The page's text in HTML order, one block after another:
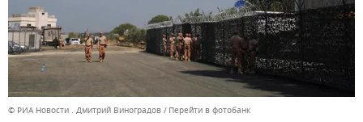
© РИА Новости . Дмитрий Виноградов Перейти в фотобанк